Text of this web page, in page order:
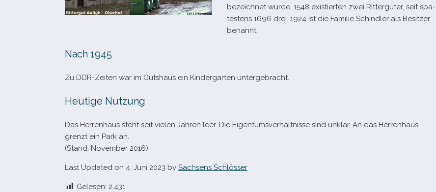
bezeich­net wurde. 1548 exis­tier­ten zwei Rittergüter, seit spä­
tes­tens 1696 drei. 1924 ist die Familie Schindler als Besitzer
benannt.
Nach 1945
Zu DDR-​Zeiten war im Gutshaus ein Kindergarten untergebracht.
Heutige Nutzung
Das Herrenhaus steht seit vie­len Jahren leer. Die Eigentumsverhältnisse sind unklar. An das Herrenhaus
grenzt ein Park an.
(Stand: November 2016)
Last Updated on 4. Juni 2023 by Sachsens Schlösser
Gelesen: 2.431